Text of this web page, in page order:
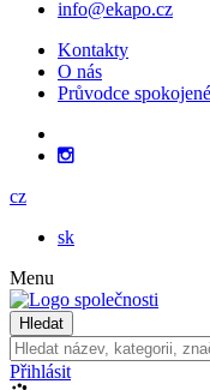
info@ekapo.cz
Kontakty
O nás
Průvodce
cz
sk
Menu
Hledat
Přihlásit